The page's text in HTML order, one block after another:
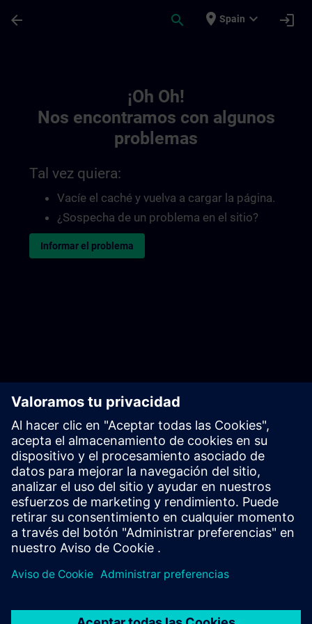
arrow_back search place Spain expand_more login
¡Oh Oh!
Nos encontramos con algunos
problemas
Tal vez quiera:
Vacíe el caché y vuelva a cargar la página.
¿Sospecha de un problema en el sitio?
Informar el problema